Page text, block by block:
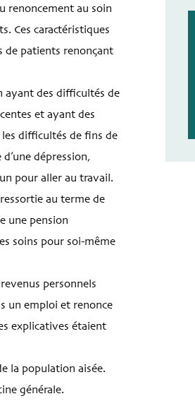
renoncement au soin
Ces caractéristiques
patients renonçant
ayant des difficultés de
et ayant des
difficultés de fins de
dépression,
pour aller au travail.
au terme de
une pension
soins pour soi-même
personnels
un emploi et renonce
explicatives étaient
la population aisée.
générale.